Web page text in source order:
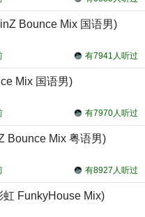
Bounce Mix 国语男)
有7941人听过
Mix 国语男)
有7970人听过
Bounce Mix 粤语男)
有8927人听过
虹 FunkyHouse Mix)